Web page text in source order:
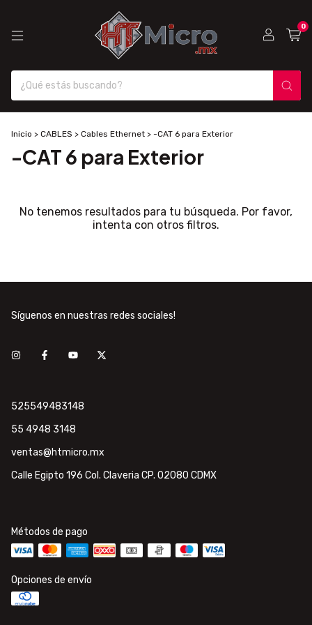
0
Inicio > CABLES > Cables Ethernet > -CAT 6 para Exterior
-CAT 6 para Exterior
No tenemos resultados para tu búsqueda. Por favor,
intenta con otros filtros.
Síguenos en nuestras redes sociales!
525549483148
55 4948 3148
ventas@htmicro.mx
Calle Egipto 196 Col. Claveria CP. 02080 CDMX
Métodos de pago
Opciones de envío